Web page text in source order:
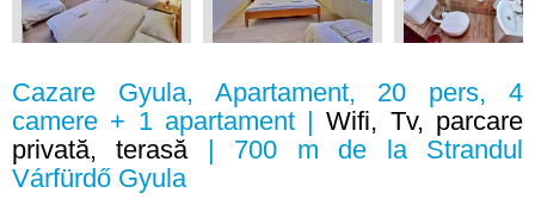
Cazare Gyula, Apartament, 20 pers, 4
camere + 1 apartament |Wifi, Tv, parcare
privată, terasă| 700 m de la Strandul
Várfürdő Gyula